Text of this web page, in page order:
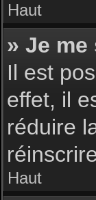
Haut
» Je
Il est
effet, il
réduire
Haut